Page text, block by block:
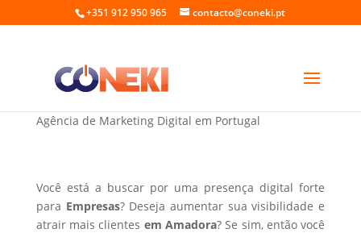
+351 912 950 965 contacto@coneki.pt
Criar site para Empresas em Amadora
Agência de Marketing Digital em Portugal
Você está a buscar por uma presença digital forte
para Empresas? Deseja aumentar sua visibilidade e
atrair mais clientes em Amadora? Se sim, então você